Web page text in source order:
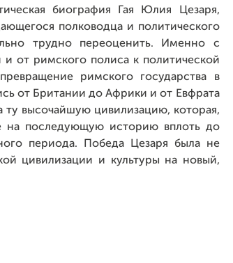
биография Гая Юлия Цезаря,
полководца и политического
трудно переоценить. Именно с
от римского полиса к политической
римского государства в
от Британии до Африки и от Евфрата
ту высочайшую цивилизацию, которая,
на последующую историю вплоть до
периода. Победа Цезаря была не
цивилизации и культуры на новый,